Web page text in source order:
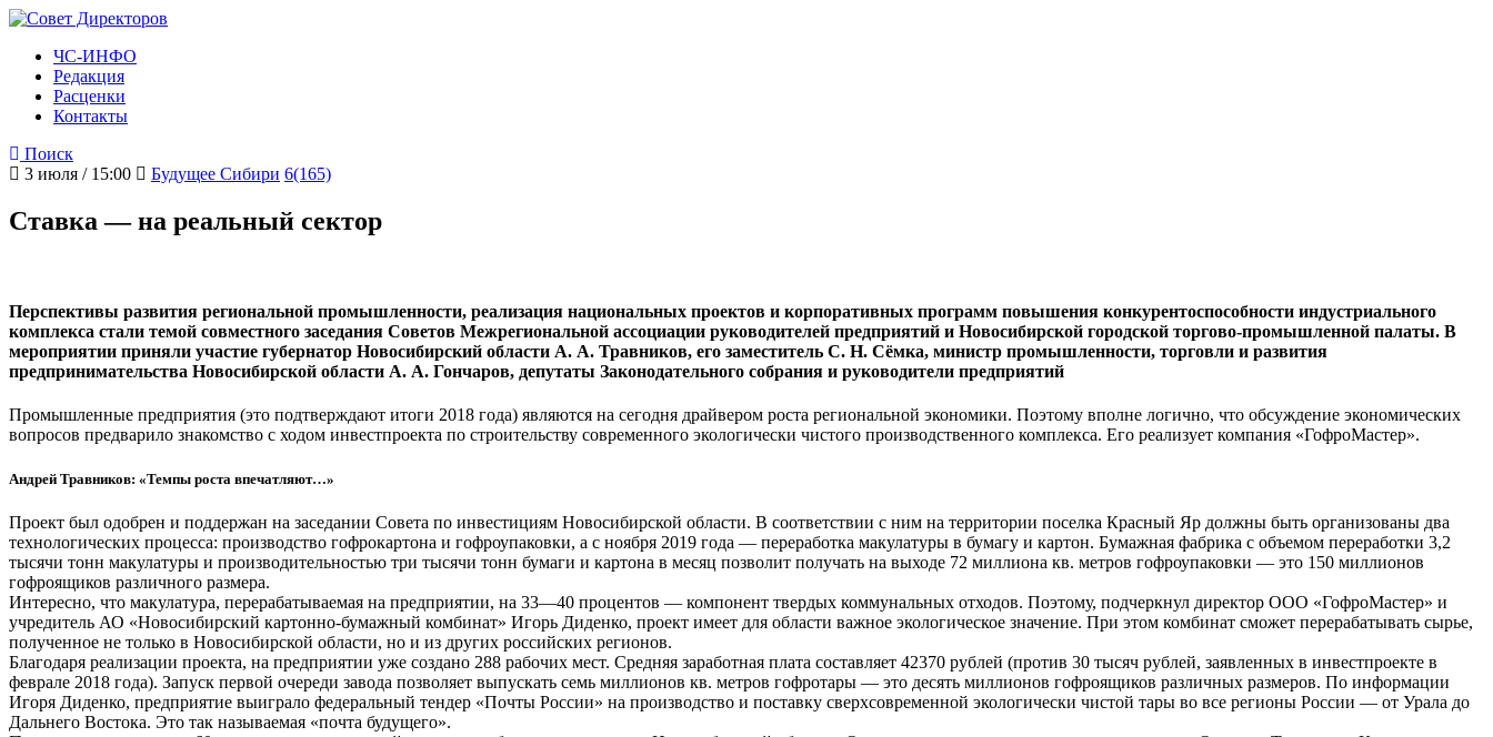
ЧС-ИНФО
Редакция
Расценки
Контакты
Поиск
3 июля / 15:00
Будущее Сибири 6(165)
Ставка — на реальный сектор
Перспективы развития региональной промышленности, реализация национальных проектов и корпоративных программ повышения конкурентоспособности индустриального
комплекса стали темой совместного заседания Советов Межрегиональной ассоциации руководителей предприятий и Новосибирской городской торгово-промышленной палаты. В
мероприятии приняли участие губернатор Новосибирский области А. А. Травников, его заместитель С. Н. Сёмка, министр промышленности, торговли и развития
предпринимательства Новосибирской области А. А. Гончаров, депутаты Законодательного собрания и руководители предприятий
Промышленные предприятия (это подтверждают итоги 2018 года) являются на сегодня драйвером роста региональной экономики. Поэтому вполне логично, что обсуждение экономических
вопросов предварило знакомство с ходом инвестпроекта по строительству современного экологически чистого производственного комплекса. Его реализует компания «ГофроМастер».
Андрей Травников: «Темпы роста впечатляют…»
Проект был одобрен и поддержан на заседании Совета по инвестициям Новосибирской области. В соответствии с ним на территории поселка Красный Яр должны быть организованы два
технологических процесса: производство гофрокартона и гофроупаковки, а с ноября 2019 года — переработка макулатуры в бумагу и картон. Бумажная фабрика с объемом переработки 3,2
тысячи тонн макулатуры и производительностью три тысячи тонн бумаги и картона в месяц позволит получать на выходе 72 миллиона кв. метров гофроупаковки — это 150 миллионов
гофроящиков различного размера.
Интересно, что макулатура, перерабатываемая на предприятии, на 33—40 процентов — компонент твердых коммунальных отходов. Поэтому, подчеркнул директор ООО «ГофроМастер» и
учредитель АО «Новосибирский картонно-бумажный комбинат» Игорь Диденко, проект имеет для области важное экологическое значение. При этом комбинат сможет перерабатывать сырье,
полученное не только в Новосибирской области, но и из других российских регионов.
Благодаря реализации проекта, на предприятии уже создано 288 рабочих мест. Средняя заработная плата составляет 42370 рублей (против 30 тысяч рублей, заявленных в инвестпроекте в
феврале 2018 года). Запуск первой очереди завода позволяет выпускать семь миллионов кв. метров гофротары — это десять миллионов гофроящиков различных размеров. По информации
Игоря Диденко, предприятие выиграло федеральный тендер «Почты России» на производство и поставку сверхсовременной экологически чистой тары во все регионы России — от Урала до
Дальнего Востока. Это так называемая «почта будущего».